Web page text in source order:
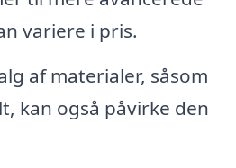
variere i pris.
af materialer, såsom
kan også påvirke den